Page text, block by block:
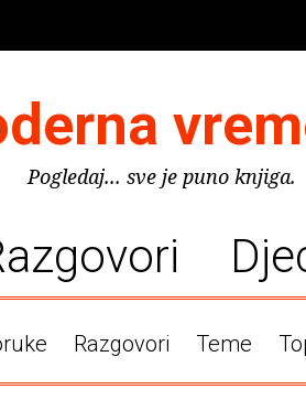
Pogledaj... sve je puno knjiga.
Razgovori Teme